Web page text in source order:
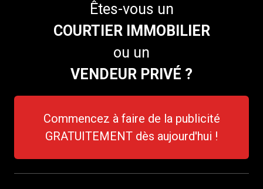
Êtes-vous un
COURTIER IMMOBILIER
ou un
VENDEUR PRIVÉ ?
Commencez à faire de la publicité
GRATUITEMENT dès aujourd'hui !